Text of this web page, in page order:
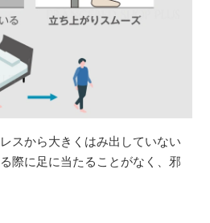
スから大きくはみ出していない
際に足に当たることがなく、邪